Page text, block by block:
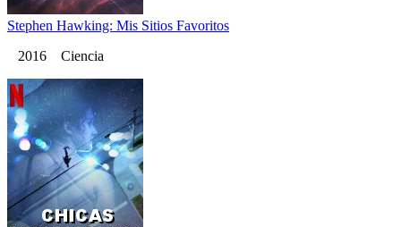
Stephen Hawking: Mis Sitios Favoritos
2016 Ciencia